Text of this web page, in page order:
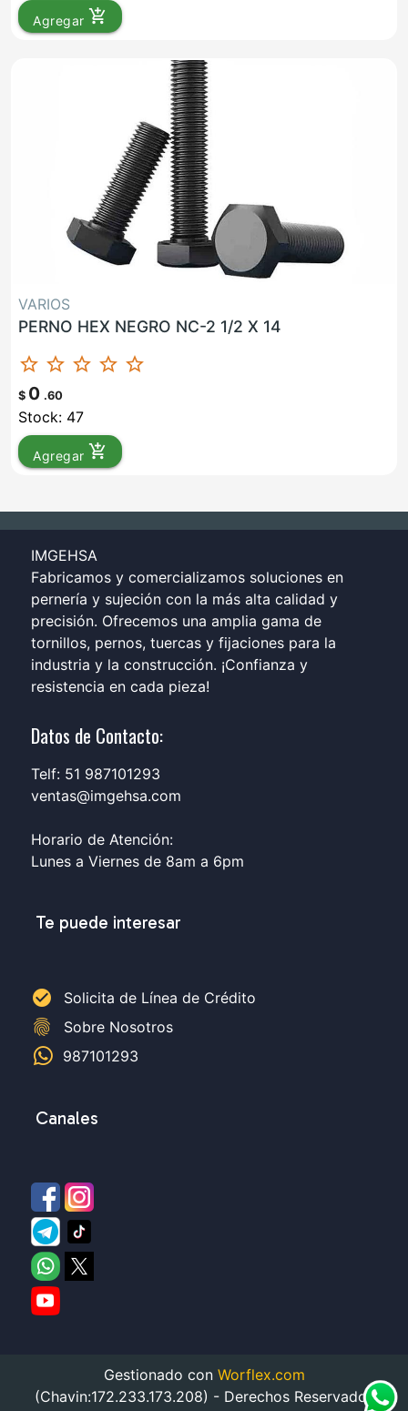
Agregar add_shopping_cart
VARIOS
PERNO HEX NEGRO NC-2 1/2 X 14
star_border star_border star_border star_border star_border
$ 0 .60
Stock: 47
Agregar add_shopping_cart
IMGEHSA
Fabricamos y comercializamos soluciones en
pernería y sujeción con la más alta calidad y
precisión. Ofrecemos una amplia gama de
tornillos, pernos, tuercas y fijaciones para la
industria y la construcción. ¡Confianza y
resistencia en cada pieza!
Datos de Contacto:
Telf: 51 987101293
ventas@imgehsa.com
Horario de Atención:
Lunes a Viernes de 8am a 6pm
Te puede interesar
check_circle Solicita de Línea de Crédito
fingerprint
Sobre Nosotros
987101293
Canales
Gestionado con Worflex.com
(Chavin:172.233.173.208) - Derechos Reservados